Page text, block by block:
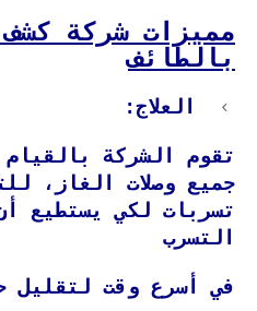
مميزات شركة
بالطائف
العلاج:
تقوم الشركة
جميع وصلات الغاز،
تسربات لكي يستطيع
التسرب
في أسرع وقت لتقليل